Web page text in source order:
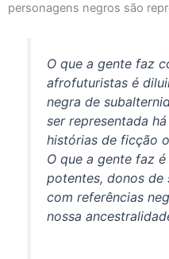
personagens negros são
O que a gente faz
afrofuturistas é
negra de
ser representada
histórias de ficção
O que a gente faz
potentes, donos de
com referências
nossa